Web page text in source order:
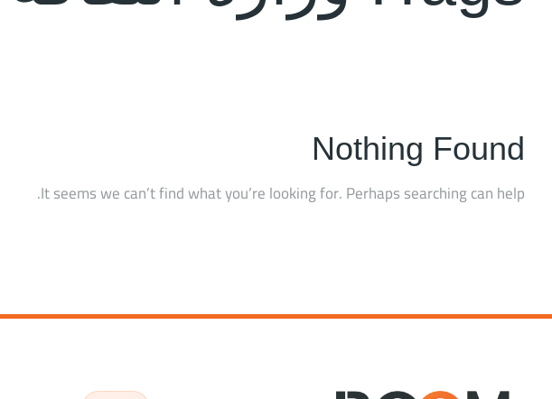
Nothing Found
It seems we can’t find what you’re looking for. Perhaps searching can help.